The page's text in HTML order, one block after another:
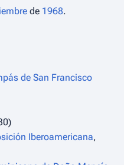
de 1968.
de San Francisco
Iberoamericana,